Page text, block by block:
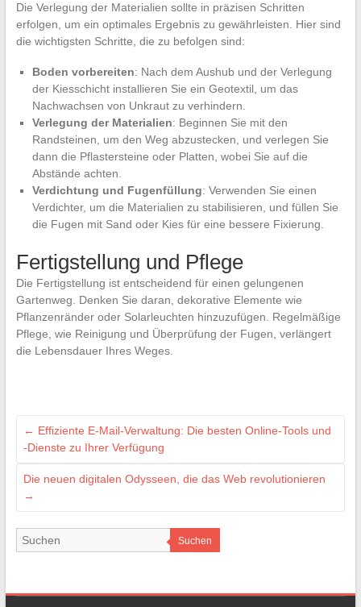
Die Verlegung der Materialien sollte in präzisen Schritten
erfolgen, um ein optimales Ergebnis zu gewährleisten. Hier sind
die wichtigsten Schritte, die zu befolgen sind:
Boden vorbereiten: Nach dem Aushub und der Verlegung
der Kiesschicht installieren Sie ein Geotextil, um das
Nachwachsen von Unkraut zu verhindern.
Verlegung der Materialien: Beginnen Sie mit den
Randsteinen, um den Weg abzustecken, und verlegen Sie
dann die Pflastersteine oder Platten, wobei Sie auf die
Abstände achten.
Verdichtung und Fugenfüllung: Verwenden Sie einen
Verdichter, um die Materialien zu stabilisieren, und füllen Sie
die Fugen mit Sand oder Kies für eine bessere Fixierung.
Fertigstellung und Pflege
Die Fertigstellung ist entscheidend für einen gelungenen
Gartenweg. Denken Sie daran, dekorative Elemente wie
Pflanzenränder oder Solarleuchten hinzuzufügen. Regelmäßige
Pflege, wie Reinigung und Überprüfung der Fugen, verlängert
die Lebensdauer Ihres Weges.
← Effiziente E-Mail-Verwaltung: Die besten Online-Tools und
-Dienste zu Ihrer Verfügung
Die neuen digitalen Odysseen, die das Web revolutionieren
→
Suchen